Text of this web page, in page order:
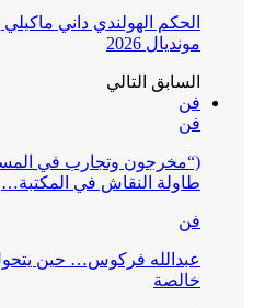
الحكم الهولندي داني
مونديال 2026
السابق التالي
فن
فن
(“مخرجون وتجارب في
طاولة النقاش في المكتبة…
فن
عبدالله فركوس… حين يتحول
خالصة